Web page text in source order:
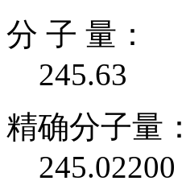
分 子 量：
245.63
精确分子量：
245.02200